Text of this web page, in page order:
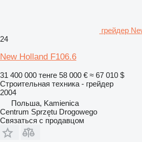
грейдер
24
New Holland F106.6
31 400 000 тенге 58 000 € ≈ 67 010 $
Строительная техника - грейдер
2004
Польша, Kamienica
Centrum Sprzętu Drogowego
Связаться с продавцом